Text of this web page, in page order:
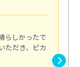
らしかったで
ただき、ピカ